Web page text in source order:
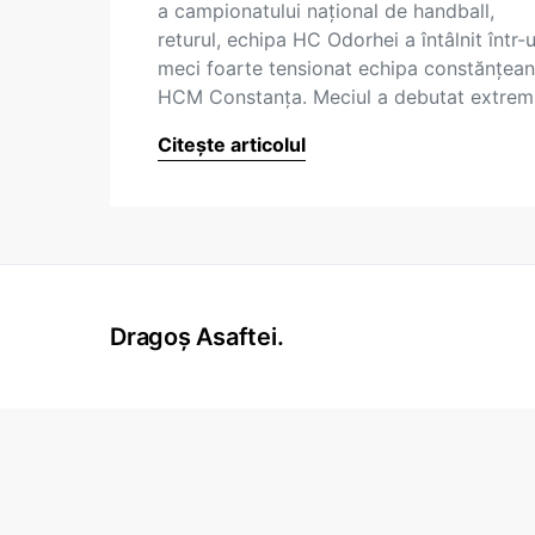
a campionatului naţional de handball,
returul, echipa HC Odorhei a întâlnit într-
meci foarte tensionat echipa
HCM Constanţa. Meciul a debutat
Citește articolul
Dragoș Asaftei.